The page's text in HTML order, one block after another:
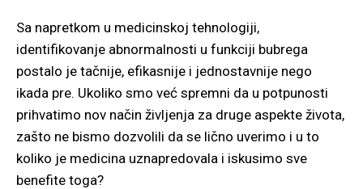
Sa napretkom u medicinskoj tehnologiji,
identifikovanje abnormalnosti u funkciji bubrega
postalo je tačnije, efikasnije i jednostavnije nego
ikada pre. Ukoliko smo već spremni da u potpunosti
prihvatimo nov način življenja za druge aspekte života,
zašto ne bismo dozvolili da se lično uverimo i u to
koliko je medicina uznapredovala i iskusimo sve
benefite toga?